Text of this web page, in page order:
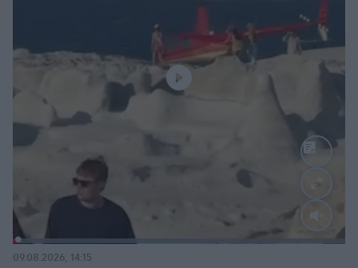
09.08.2026, 14:15